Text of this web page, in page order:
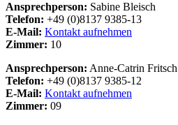
Ansprechperson: Sabine Bleisch
Telefon: +49 (0)8137 9385-13
E-Mail: Kontakt aufnehmen
Zimmer: 10
Ansprechperson: Anne-Catrin Fritsch
Telefon: +49 (0)8137 9385-12
E-Mail: Kontakt aufnehmen
Zimmer: 09